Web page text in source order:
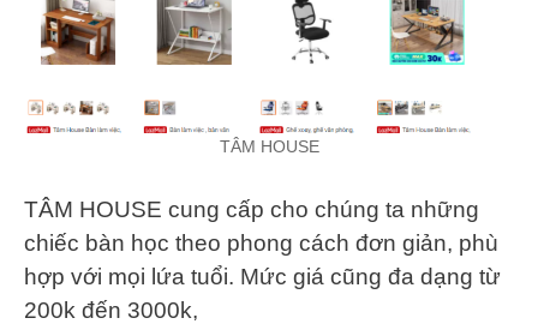
TÂM HOUSE
TÂM HOUSE cung cấp cho chúng ta những
chiếc bàn học theo phong cách đơn giản, phù
hợp với mọi lứa tuổi. Mức giá cũng đa dạng từ
200k đến 3000k,